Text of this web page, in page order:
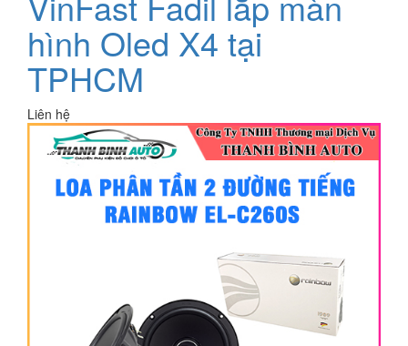
hình Oled X4 tại
TPHCM
Liên hệ